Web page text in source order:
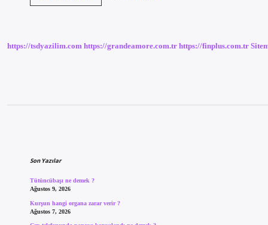
https://tsdyazilim.com https://grandeamore.com.tr https://finplus.com.tr
Son Yazılar
Tütüncübaşı ne demek ?
Ağustos 9, 2026
Kurşun hangi organa zarar verir ?
Ağustos 7, 2026